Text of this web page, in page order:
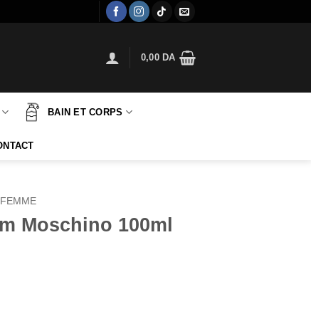
0,00 DA
BAIN ET CORPS
Moschino 100ml